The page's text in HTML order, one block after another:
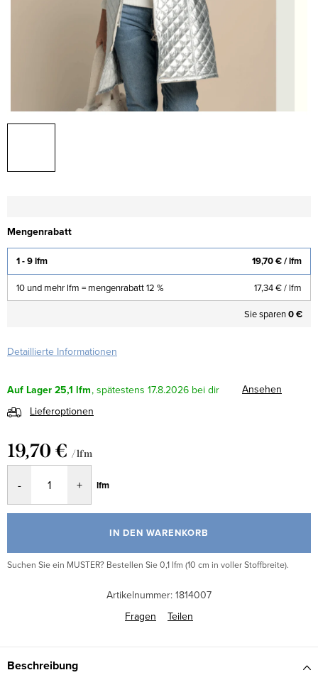
Mengenrabatt
1 - 9 lfm 19,70 €/ lfm
10 und mehr lfm = mengenrabatt 12 % 17,34 €/ lfm
Sie sparen0 €
Detaillierte Informationen
Auf Lager25,1 lfm 17.8.2026
Ansehen
Lieferoptionen
19,70 € / lfm
lfm
IN DEN WARENKORB
Suchen Sie ein MUSTER? Bestellen Sie 0,1 lfm (10 cm in voller Stoffbreite).
Artikelnummer: 1814007
Fragen
Teilen
Beschreibung